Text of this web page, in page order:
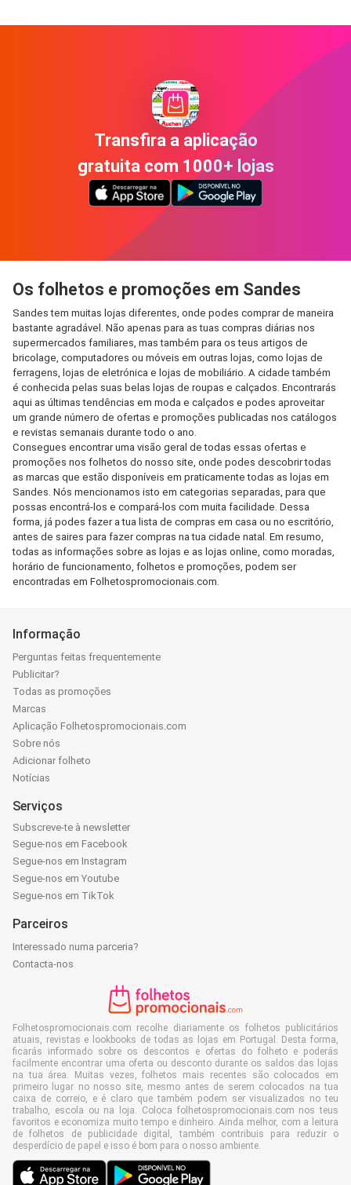
Transfira a aplicação
gratuita com 1000+ lojas
Os folhetos e promoções em Sandes
Sandes tem muitas lojas diferentes, onde podes comprar de maneira
bastante agradável. Não apenas para as tuas compras diárias nos
supermercados familiares, mas também para os teus artigos de
bricolage, computadores ou móveis em outras lojas, como lojas de
ferragens, lojas de eletrónica e lojas de mobiliário. A cidade também
é conhecida pelas suas belas lojas de roupas e calçados. Encontrarás
aqui as últimas tendências em moda e calçados e podes aproveitar
um grande número de ofertas e promoções publicadas nos catálogos
e revistas semanais durante todo o ano.
Consegues encontrar uma visão geral de todas essas ofertas e
promoções nos folhetos do nosso site, onde podes descobrir todas
as marcas que estão disponíveis em praticamente todas as lojas em
Sandes. Nós mencionamos isto em categorias separadas, para que
possas encontrá-los e compará-los com muita facilidade. Dessa
forma, já podes fazer a tua lista de compras em casa ou no escritório,
antes de saires para fazer compras na tua cidade natal. Em resumo,
todas as informações sobre as lojas e as lojas online, como moradas,
horário de funcionamento, folhetos e promoções, podem ser
encontradas em Folhetospromocionais.com.
Informação
Perguntas feitas frequentemente
Publicitar?
Todas as promoções
Marcas
Aplicação Folhetospromocionais.com
Sobre nós
Adicionar folheto
Notícias
Serviços
Subscreve-te à newsletter
Segue-nos em Facebook
Segue-nos em Instagram
Segue-nos em Youtube
Segue-nos em TikTok
Parceiros
Interessado numa parceria?
Contacta-nos
Folhetospromocionais.com recolhe diariamente os folhetos publicitários
atuais, revistas e lookbooks de todas as lojas em Portugal. Desta forma,
ficarás informado sobre os descontos e ofertas do folheto e poderás
facilmente encontrar uma oferta ou desconto durante os saldos das lojas
na tua área. Muitas vezes, folhetos mais recentes são colocados em
primeiro lugar no nosso site, mesmo antes de serem colocados na tua
caixa de correio, e é claro que também podem ser visualizados no teu
trabalho, escola ou na loja. Coloca folhetospromocionais.com nos teus
favoritos e economiza muito tempo e dinheiro. Ainda melhor, com a leitura
de folhetos de publicidade digital, também contribuis para reduzir o
desperdício de papel e isso é bom para o nosso ambiente.